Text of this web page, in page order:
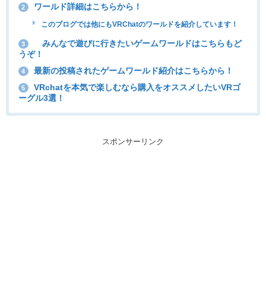
2 ワールド詳細はこちらから！
このブログでは他にもVRChatのワールドを紹介しています！
3
みんなで遊びに行きたいゲームワールドはこちらもど
うぞ！
4 最新の投稿されたゲームワールド紹介はこちらから！
5
VRchatを本気で楽しむなら購入をオススメしたいVRゴ
ーグル3選！
スポンサーリンク